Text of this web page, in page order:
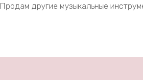
Продам другие музыкальные